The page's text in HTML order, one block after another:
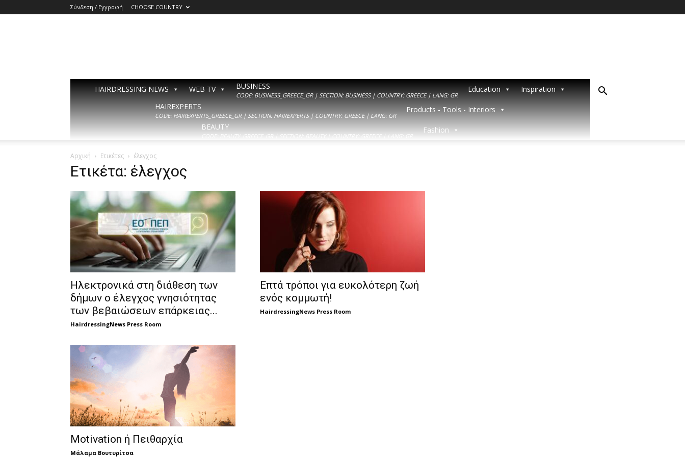
Σύνδεση / Εγγραφή CHOOSE COUNTRY
HAIRDRESSING NEWS WEB TV BUSINESS
CODE: BUSINESS_GREECE_GR | SECTION: BUSINESS | COUNTRY: GREECE | LANG: GR
Education
Inspiration
HAIREXPERTS
CODE: HAIREXPERTS_GREECE_GR | SECTION: HAIREXPERTS | COUNTRY: GREECE | LANG: GR
Products - Tools - Interiors
BEAUTY
CODE: BEAUTY_GREECE_GR | SECTION: BEAUTY | COUNTRY: GREECE | LANG: GR
Fashion
Αρχική Ετικέτες έλεγχος
Ετικέτα: έλεγχος
Ηλεκτρονικά στη διάθεση των
δήμων ο έλεγχος γνησιότητας
των βεβαιώσεων επάρκειας...
HairdressingNews Press Room
Επτά τρόποι για ευκολότερη ζωή
ενός κομμωτή!
HairdressingNews Press Room
Motivation ή Πειθαρχία
Μάλαμα Βουτυρίτσα